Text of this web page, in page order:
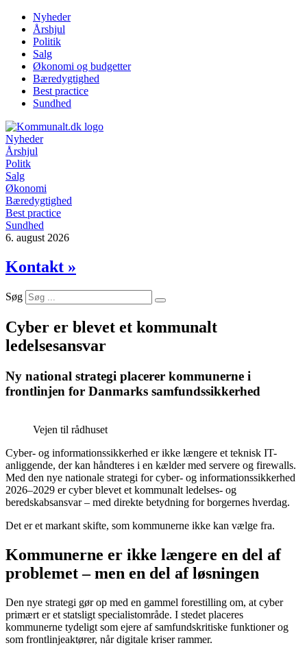
Videre
indhold
Nyheder
Årshjul
Politik
Salg
Økonomi og budgetter
Bæredygtighed
Best practice
Sundhed
Nyheder
Årshjul
Politk
Salg
Økonomi
Bæredygtighed
Best practice
Sundhed
6. august 2026
Kontakt »
Søg
Cyber er blevet et kommunalt
ledelsesansvar
Ny national strategi placerer kommunerne i
frontlinjen for Danmarks samfundssikkerhed
Vejen til rådhuset
Cyber- og informationssikkerhed er ikke længere et teknisk IT-
anliggende, der kan håndteres i en kælder med servere og firewalls.
Med den nye nationale strategi for cyber- og informationssikkerhed
2026–2029 er cyber blevet et kommunalt ledelses- og
beredskabsansvar – med direkte betydning for borgernes hverdag.
Det er et markant skifte, som kommunerne ikke kan vælge fra.
Kommunerne er ikke længere en del af
problemet – men en del af løsningen
Den nye strategi gør op med en gammel forestilling om, at cyber
primært er et statsligt specialistområde. I stedet placeres
kommunerne tydeligt som ejere af samfundskritiske funktioner og
som frontlinjeaktører, når digitale kriser rammer.